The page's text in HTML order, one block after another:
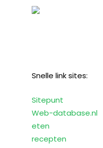
Snelle link sites:
Sitepunt
Web-database.nl
eten
recepten